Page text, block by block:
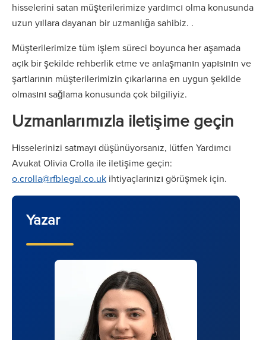
hisselerini satan müşterilerimize yardımcı olma konusunda
uzun yıllara dayanan bir uzmanlığa sahibiz. .
Müşterilerimize tüm işlem süreci boyunca her aşamada
açık bir şekilde rehberlik etme ve anlaşmanın yapısının ve
şartlarının müşterilerimizin çıkarlarına en uygun şekilde
olmasını sağlama konusunda çok bilgiliyiz.
Uzmanlarımızla iletişime geçin
Hisselerinizi satmayı düşünüyorsanız, lütfen Yardımcı
Avukat Olivia Crolla ile iletişime geçin:
o.crolla@rfblegal.co.uk ihtiyaçlarınızı görüşmek için.
Yazar